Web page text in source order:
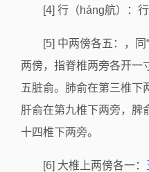
[4] 行（háng航）：行
[5] 中两傍各五：，同
两傍，指脊椎两旁各开一
五脏俞。肺俞在第三椎下
肝俞在第九椎下两旁，脾
十四椎下两旁。
[6] 大椎上两傍各一：